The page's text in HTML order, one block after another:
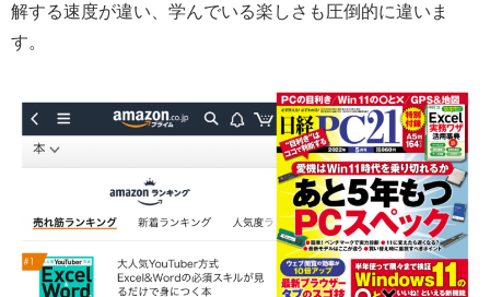
解する速度が違い、学んでいる楽しさも圧倒的に違いま
す。